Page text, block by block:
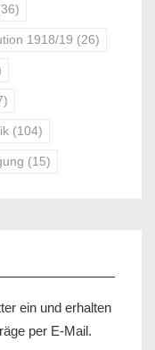
1918/19 (26)
(104)
(15)
ein und erhalten
per E-Mail.